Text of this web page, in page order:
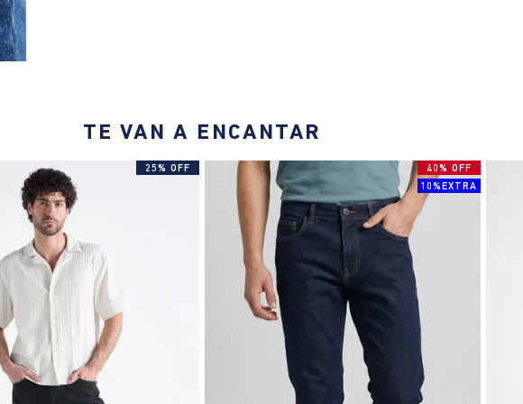
TE VAN A ENCANTAR
25% OFF
40% OFF
10%EXTRA